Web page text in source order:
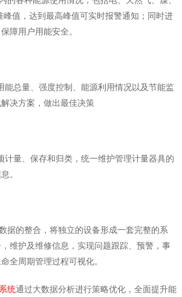
值，达到最高峰值可实时报警通知；同时进
障用户用能安全。
总量、强度控制、能源利用情况以及节能监
决方案，做出最佳决策
量、保存和归类，统一维护管理计量器具的
。
的整合，将独立的设备形成一套完整的系
维护及维修信息，实现问题跟踪、预警，事
全周期管理过程可视化。
统通过大数据分析进行策略优化，全面提升能